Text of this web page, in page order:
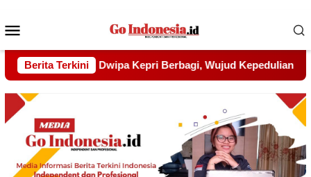
Mobile
Berita Terkini
Kepedulian kepada Pondok Tahfidz Yatim dan Dhuafa